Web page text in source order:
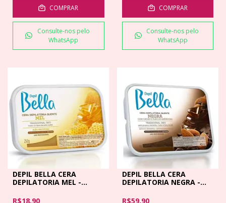
COMPRAR
Consulte-nos pelo
WhatsApp
COMPRAR
Consulte-nos pelo
WhatsApp
DEPIL BELLA CERA
DEPILATORIA MEL -
R$18,90
DEPIL BELLA CERA
DEPILATORIA NEGRA -
R$59,90